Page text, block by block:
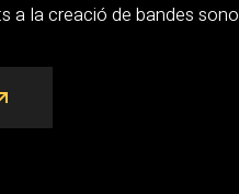
a la creació de bandes